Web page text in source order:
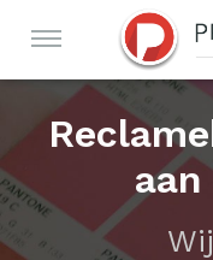
links
Spring
naar
Spring
ONTWERP
Navigatie